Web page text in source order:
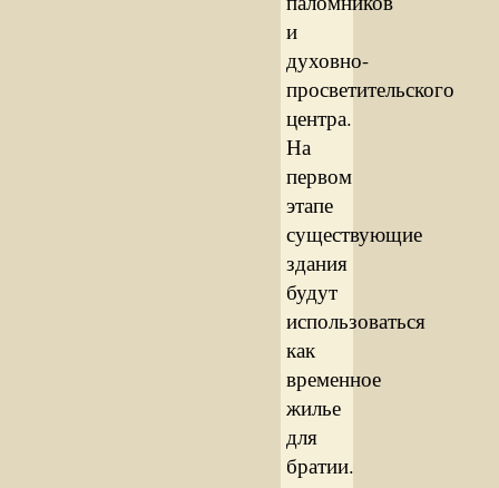
и
духовно-
просветительского
центра.
На
первом
этапе
существующие
здания
будут
использоваться
как
временное
жилье
для
братии.